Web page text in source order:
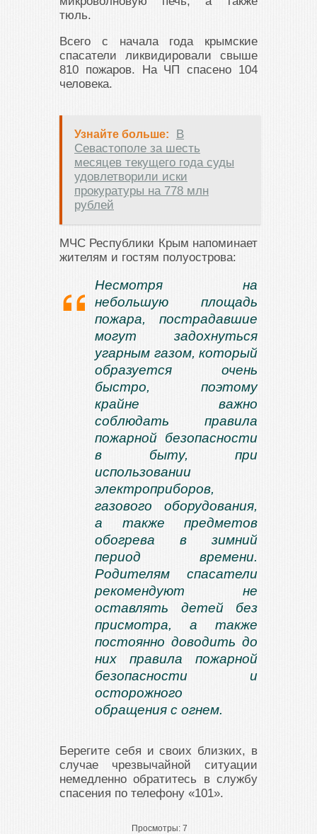
тюль.
Всего с начала года крымские
спасатели ликвидировали свыше
810 пожаров. На ЧП спасено 104
человека.
Узнайте больше:
В
Севастополе за шесть
месяцев текущего года суды
удовлетворили иски
прокуратуры на 778 млн
рублей
МЧС Республики Крым напоминает
жителям и гостям полуострова:
Несмотря на
небольшую площадь
пожара, пострадавшие
могут задохнуться
угарным газом, который
образуется очень
быстро, поэтому
крайне важно
соблюдать правила
пожарной безопасности
в быту, при
использовании
электроприборов,
газового оборудования,
а также предметов
обогрева в зимний
период времени.
Родителям спасатели
рекомендуют не
оставлять детей без
присмотра, а также
постоянно доводить до
них правила пожарной
безопасности и
осторожного
обращения с огнем.
Берегите себя и своих близких, в
случае чрезвычайной ситуации
немедленно обратитесь в службу
спасения по телефону «101».
Просмотры: 7